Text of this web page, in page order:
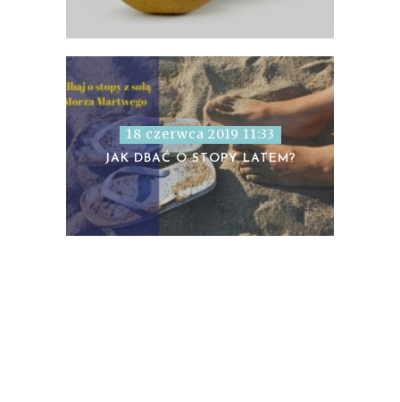
18 czerwca 2019 11:33
JAK DBAĆ O STOPY LATEM?